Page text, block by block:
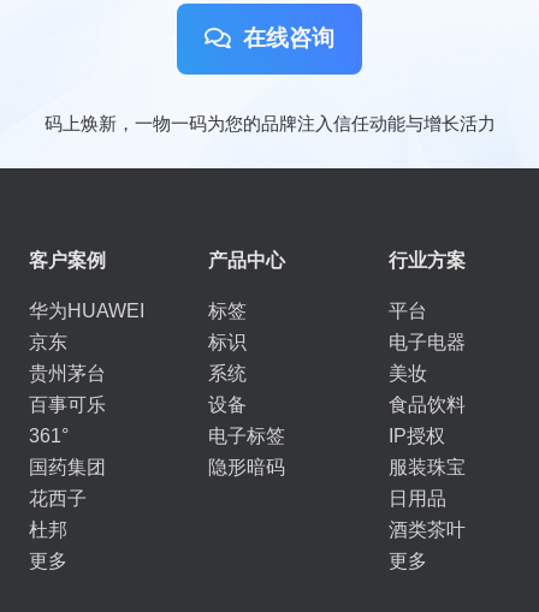
在线咨询
码上焕新，一物一码为您的品牌注入信任动能与增长活力
客户案例
华为HUAWEI
京东
贵州茅台
百事可乐
361°
国药集团
花西子
杜邦
更多
产品中心
标签
标识
系统
设备
电子标签
隐形暗码
行业方案
平台
电子电器
美妆
食品饮料
IP授权
服装珠宝
日用品
酒类茶叶
更多